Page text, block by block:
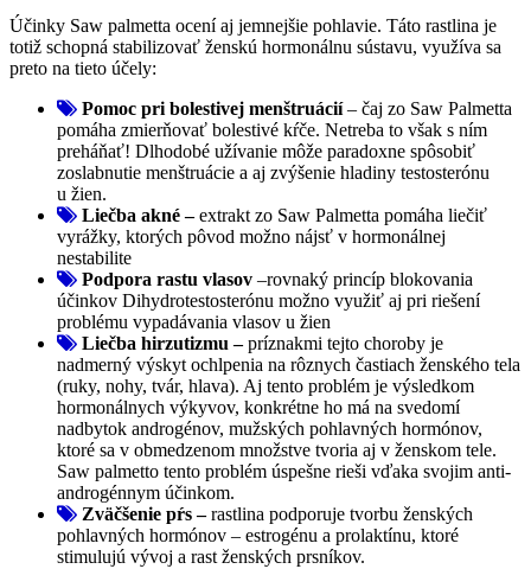
Účinky Saw palmetta ocení aj jemnejšie pohlavie. Táto rastlina je
totiž schopná stabilizovať ženskú hormonálnu sústavu, využíva sa
preto na tieto účely:
Pomoc pri bolestivej menštruácií– čaj zo Saw Palmetta
pomáha zmierňovať bolestivé kŕče. Netreba to však s ním
preháňať! Dlhodobé užívanie môže paradoxne spôsobiť
zoslabnutie menštruácie a aj zvýšenie hladiny testosterónu
u žien.
Liečba akné –extrakt zo Saw Palmetta pomáha liečiť
vyrážky, ktorých pôvod možno nájsť v hormonálnej
nestabilite
Podpora rastu vlasov –rovnaký princíp blokovania
účinkov Dihydrotestosterónu možno využiť aj pri riešení
problému vypadávania vlasov u žien
Liečba hirzutizmu –príznakmi tejto choroby je
nadmerný výskyt ochlpenia na rôznych častiach ženského tela
(ruky, nohy, tvár, hlava). Aj tento problém je výsledkom
hormonálnych výkyvov, konkrétne ho má na svedomí
nadbytok androgénov, mužských pohlavných hormónov,
ktoré sa v obmedzenom množstve tvoria aj v ženskom tele.
Saw palmetto tento problém úspešne rieši vďaka svojim anti-
androgénnym účinkom.
Zväčšenie pŕs –rastlina podporuje tvorbu ženských
pohlavných hormónov – estrogénu a prolaktínu, ktoré
stimulujú vývoj a rast ženských prsníkov.